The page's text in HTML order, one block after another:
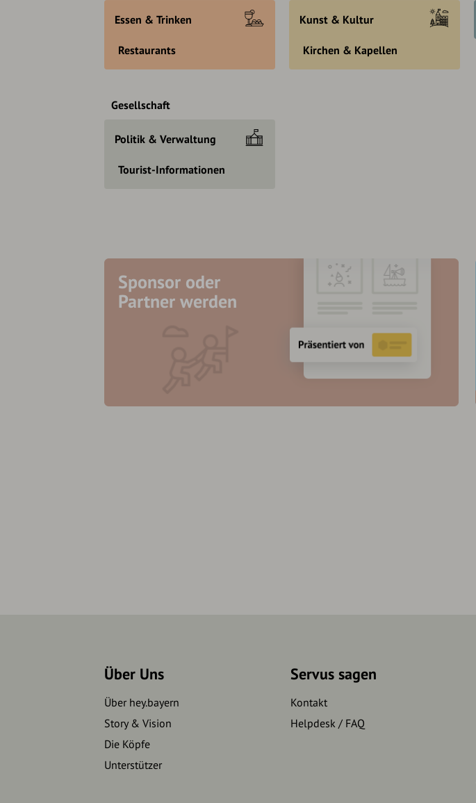
Essen & Trinken
Restaurants
Kunst & Kultur
Kirchen & Kapellen
Gesellschaft
Politik & Verwaltung
Tourist-Informationen
Sponsor oder
Partner werden
Über Uns
Über hey.bayern
Story & Vision
Die Köpfe
Unterstützer
Servus sagen
Kontakt
Helpdesk / FAQ